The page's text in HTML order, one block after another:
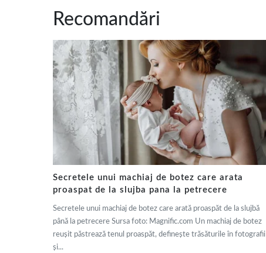
Recomandări
Secretele unui machiaj de botez care arata
proaspat de la slujba pana la petrecere
Secretele unui machiaj de botez care arată proaspăt de la slujbă
până la petrecere Sursa foto: Magnific.com Un machiaj de botez
reușit păstrează tenul proaspăt, definește trăsăturile în fotografii
și...